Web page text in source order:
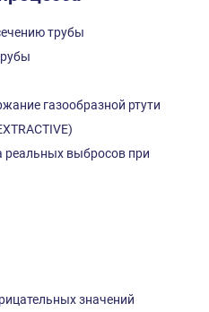
трубы
газообразной ртути
реальных выбросов при
значений